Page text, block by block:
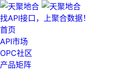
找API接口，上聚合数据！
首页
API市场
OPC社区
产品矩阵